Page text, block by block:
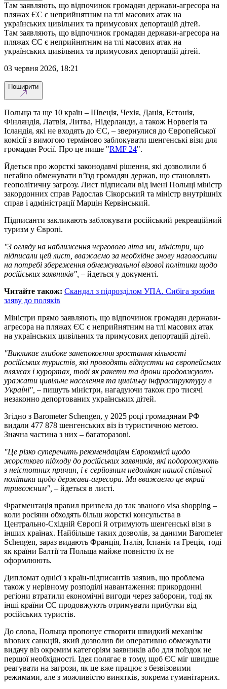
Там заявляють, що відпочинок громадян держави-агресора на
пляжах ЄС є неприйнятним на тлі масових атак на
українських цивільних та примусових депортацій дітей.
Там заявляють, що відпочинок громадян держави-агресора на
пляжах ЄС є неприйнятним на тлі масових атак на
українських цивільних та примусових депортацій дітей.
03 червня 2026, 18:21
Поширити
Польща та ще 10 країн – Швеція, Чехія, Данія, Естонія,
Фінляндія, Латвія, Литва, Нідерланди, а також Норвегія та
Ісландія, які не входять до ЄС, – звернулися до Європейської
комісії з вимогою терміново заблокувати шенгенські візи для
громадян Росії. Про це пише "RMF 24".
Йдеться про жорсткі законодавчі рішення, які дозволили б
негайно обмежувати в’їзд громадян держав, що становлять
геополітичну загрозу. Лист підписали від імені Польщі міністр
закордонних справ Радослав Сікорський та міністр внутрішніх
справ і адміністрації Марцін Кервінський.
Підписанти закликають заблокувати російський рекреаційний
туризм у Європі.
"З огляду на наближення чергового літа ми, міністри, що
підписали цей лист, вважаємо за необхідне знову наголосити
на потребі збереження обмежувальної візової політики щодо
російських заявників", – йдеться у документі.
Читайте також: Скандал з підрозділом УПА. Сибіга зробив
заяву до поляків
Міністри прямо заявляють, що відпочинок громадян держави-
агресора на пляжах ЄС є неприйнятним на тлі масових атак
на українських цивільних та примусових депортацій дітей.
"Викликає глибоке занепокоєння зростання кількості
російських туристів, які проводять відпустки на європейських
пляжах і курортах, тоді як ракети та дрони продовжують
уражати цивільне населення та цивільну інфраструктуру в
Україні", – пишуть міністри, нагадуючи також про тисячі
незаконно депортованих українських дітей.
Згідно з Barometer Schengen, у 2025 році громадянам РФ
видали 477 878 шенгенських віз із туристичною метою.
Значна частина з них – багаторазові.
"Це різко суперечить рекомендаціям Єврокомісії щодо
жорсткого підходу до російських заявників, які подорожують
з неістотних причин, і є серйозним недоліком нашої спільної
політики щодо держави-агресора. Ми вважаємо це вкрай
тривожним", – йдеться в листі.
Фрагментація правил призвела до так званого visa shopping –
коли росіяни обходять більш жорсткі консульства в
Центрально-Східній Європі й отримують шенгенські візи в
інших країнах. Найбільше таких дозволів, за даними Barometer
Schengen, зараз видають Франція, Італія, Іспанія та Греція, тоді
як країни Балтії та Польща майже повністю їх не
оформлюють.
Дипломат однієї з країн-підписантів заявив, що проблема
також у нерівному розподілі навантаження: прикордонні
регіони втратили економічні вигоди через заборони, тоді як
інші країни ЄС продовжують отримувати прибутки від
російських туристів.
До слова, Польща пропонує створити швидкий механізм
візових санкцій, який дозволив би оперативно обмежувати
видачу віз окремим категоріям заявників або для поїздок не
першої необхідності. Ідея полягає в тому, щоб ЄС міг швидше
реагувати на загрози, як це вже працює з безвізовими
режимами, але з можливістю винятків, зокрема гуманітарних.